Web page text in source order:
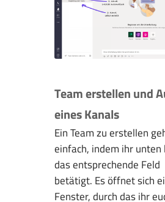
Team erstellen und
eines Kanals
Ein Team zu erstellen
einfach, indem ihr unten
das entsprechende Feld
betätigt. Es öffnet sich
Fenster, durch das ihr